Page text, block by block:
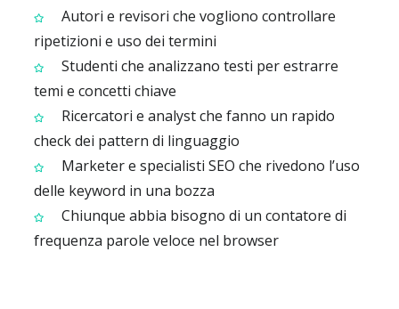
Autori e revisori che vogliono controllare
ripetizioni e uso dei termini
Studenti che analizzano testi per estrarre
temi e concetti chiave
Ricercatori e analyst che fanno un rapido
check dei pattern di linguaggio
Marketer e specialisti SEO che rivedono l’uso
delle keyword in una bozza
Chiunque abbia bisogno di un contatore di
frequenza parole veloce nel browser